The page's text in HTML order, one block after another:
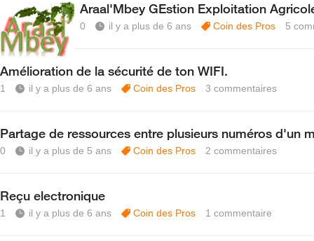
Araal'Mbey GEstion Exploitation
0 il y a plus de 6 ans Coin des Pros 5
Amélioration de la sécurité de ton WIFI.
1 il y a plus de 6 ans Coin des Pros 3 commentaires
Partage de ressources entre plusieurs numéros d'un
0 il y a plus de 5 ans Coin des Pros 2 commentaires
Reçu electronique
1 il y a plus de 6 ans Coin des Pros 1 commentaire